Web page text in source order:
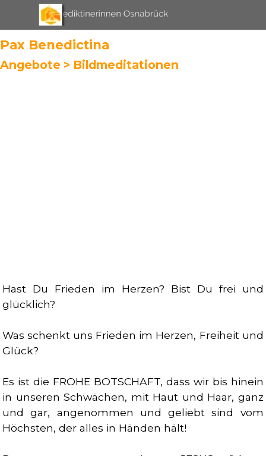
Direkt zum Seiteninhalt
Menü überspringen
Pax Benedictina
Angebote > Bildmeditationen
Hast Du Frieden im Herzen? Bist Du frei und
glücklich?
Was schenkt uns Frieden im Herzen, Freiheit und
Glück?
Es ist die FROHE BOTSCHAFT, dass wir bis hinein
in unseren Schwächen, mit Haut und Haar, ganz
und gar, angenommen und geliebt sind vom
Höchsten, der alles in Händen hält!